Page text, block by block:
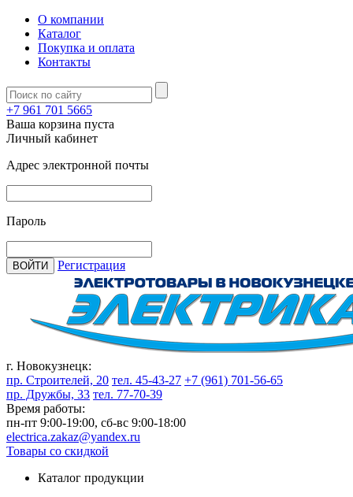
О компании
Каталог
Покупка и оплата
Контакты
+7 961 701 5665
Ваша корзина пуста
Личный кабинет
Адрес электронной почты
Пароль
ВОЙТИ Регистрация
г. Новокузнецк:
пр. Строителей, 20 тел. 45-43-27 +7 (961) 701-56-65
пр. Дружбы, 33 тел. 77-70-39
Время работы:
пн-пт 9:00-19:00, сб-вс 9:00-18:00
electrica.zakaz@yandex.ru
Товары со скидкой
Каталог продукции